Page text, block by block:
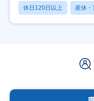
休日120日以上 産休・